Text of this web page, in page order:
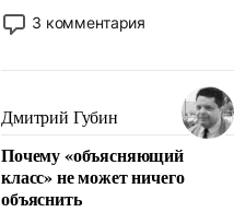
рационален и прагматичен. Он
обусловлен тысячелетним
фундаментальным знанием,
что мировая политика имеет
свойство заявляться на порог
нашего дома.
3 комментария
Дмитрий Губин
Почему «объясняющий
класс» не может ничего
объяснить